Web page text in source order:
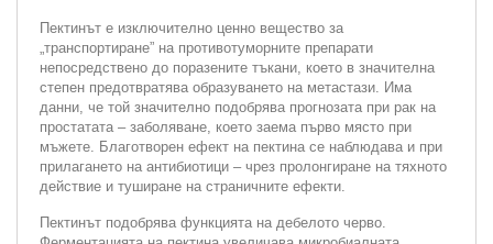
Пектинът е изключително ценно вещество за
„транспортиране” на противотуморните препарати
непосредствено до поразените тъкани, което в значителна
степен предотвратява образуването на метастази. Има
данни, че той значително подобрява прогнозата при рак на
простатата – заболяване, което заема първо място при
мъжете. Благотворен ефект на пектина се наблюдава и при
прилагането на антибиотици – чрез пролонгиране на тяхното
действие и туширане на страничните ефекти.
Пектинът подобрява функцията на дебелото черво.